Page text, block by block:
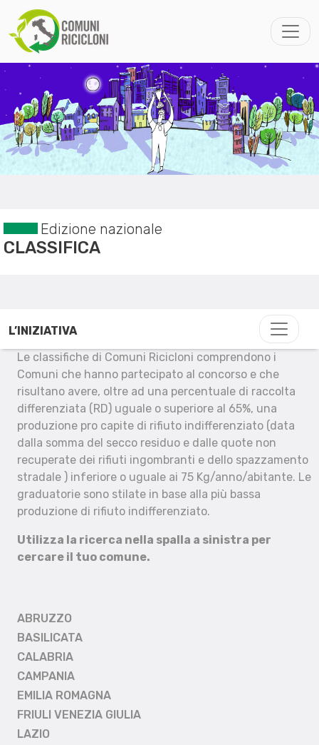
Edizione nazionale
CLASSIFICA
L’INIZIATIVA
Le classifiche di Comuni Ricicloni comprendono i
Comuni che hanno partecipato al concorso e che
risultano avere, oltre ad una percentuale di raccolta
differenziata (RD) uguale o superiore al 65%, una
produzione pro capite di rifiuto indifferenziato (data
dalla somma del secco residuo e dalle quote non
recuperate dei rifiuti ingombranti e dello spazzamento
stradale ) inferiore o uguale ai 75 Kg/anno/abitante. Le
graduatorie sono stilate in base alla più bassa
produzione di rifiuto indifferenziato.
Utilizza la ricerca nella spalla a sinistra per
cercare il tuo comune.
ABRUZZO
BASILICATA
CALABRIA
CAMPANIA
EMILIA ROMAGNA
FRIULI VENEZIA GIULIA
LAZIO